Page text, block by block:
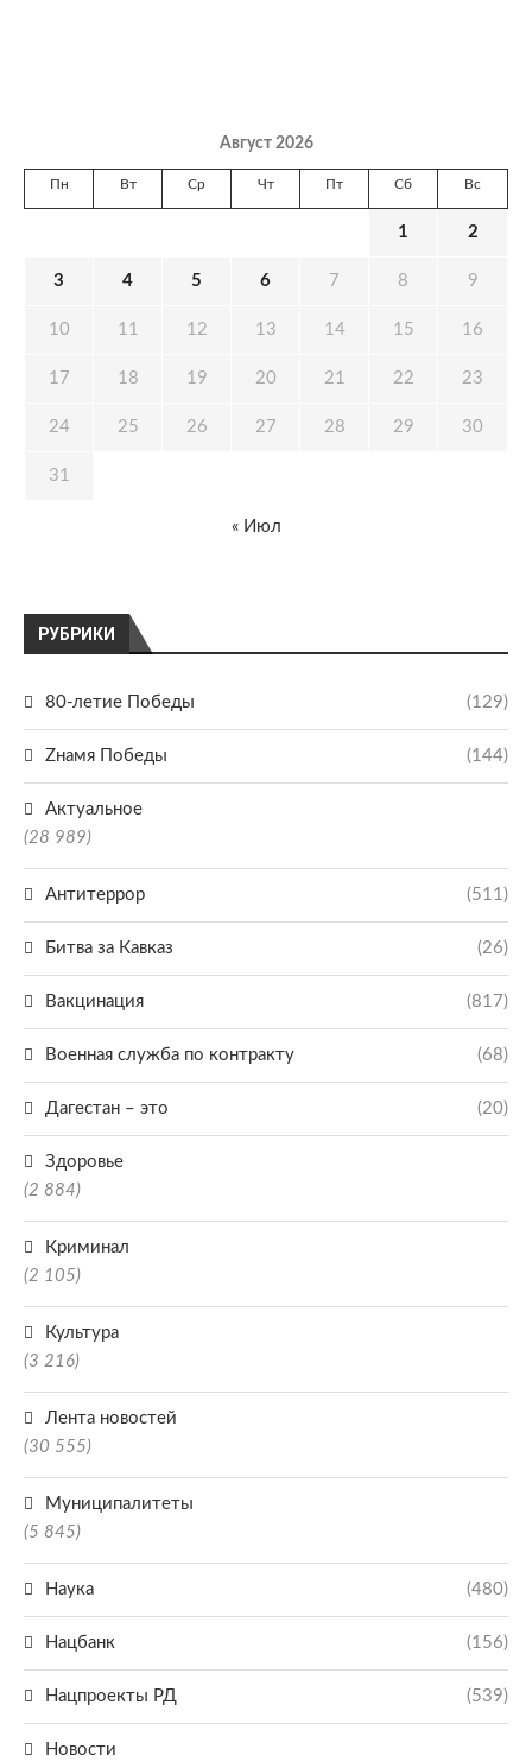
РУБРИКИ
80-летие Победы (129)
Zнамя Победы (144)
Актуальное
(28 989)
Антитеррор (511)
Битва за Кавказ (26)
Вакцинация (817)
Военная служба по контракту (68)
Дагестан – это (20)
Здоровье
(2 884)
Криминал
(2 105)
Культура
(3 216)
Лента новостей
(30 555)
Муниципалитеты
(5 845)
Наука (480)
Нацбанк (156)
Нацпроекты РД (539)
Новости
Август 2026
Пн Вт Ср Чт Пт Сб Вс
1 2
3 4 5 6 7 8 9
10 11 12 13 14 15 16
17 18 19 20 21 22 23
24 25 26 27 28 29 30
31
« Июл